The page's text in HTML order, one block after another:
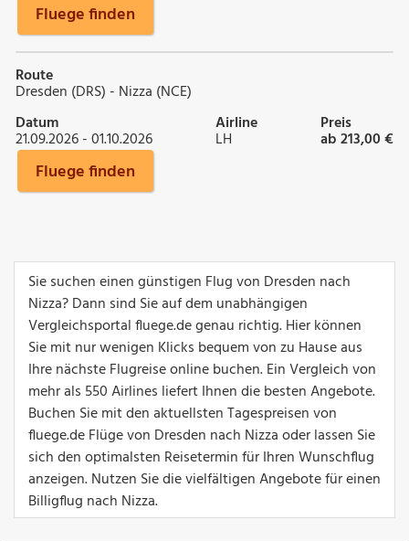
Fluege finden
Route
Dresden (DRS) - Nizza (NCE)
Datum
21.09.2026 - 01.10.2026
Airline
LH
Preis
ab 213,00 €
Fluege finden
Sie suchen einen günstigen Flug von Dresden nach
Nizza? Dann sind Sie auf dem unabhängigen
Vergleichsportal fluege.de genau richtig. Hier können
Sie mit nur wenigen Klicks bequem von zu Hause aus
Ihre nächste Flugreise online buchen. Ein Vergleich von
mehr als 550 Airlines liefert Ihnen die besten Angebote.
Buchen Sie mit den aktuellsten Tagespreisen von
fluege.de Flüge von Dresden nach Nizza oder lassen Sie
sich den optimalsten Reisetermin für Ihren Wunschflug
anzeigen. Nutzen Sie die vielfältigen Angebote für einen
Billigflug nach Nizza.